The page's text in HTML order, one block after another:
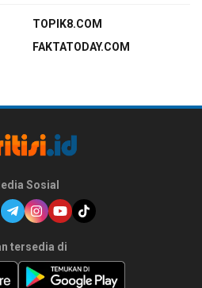
TOPIK8.COM
FAKTATODAY.COM
Sosial
tersedia di